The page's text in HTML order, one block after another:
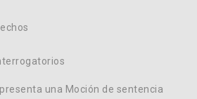
una Moción de sentencia